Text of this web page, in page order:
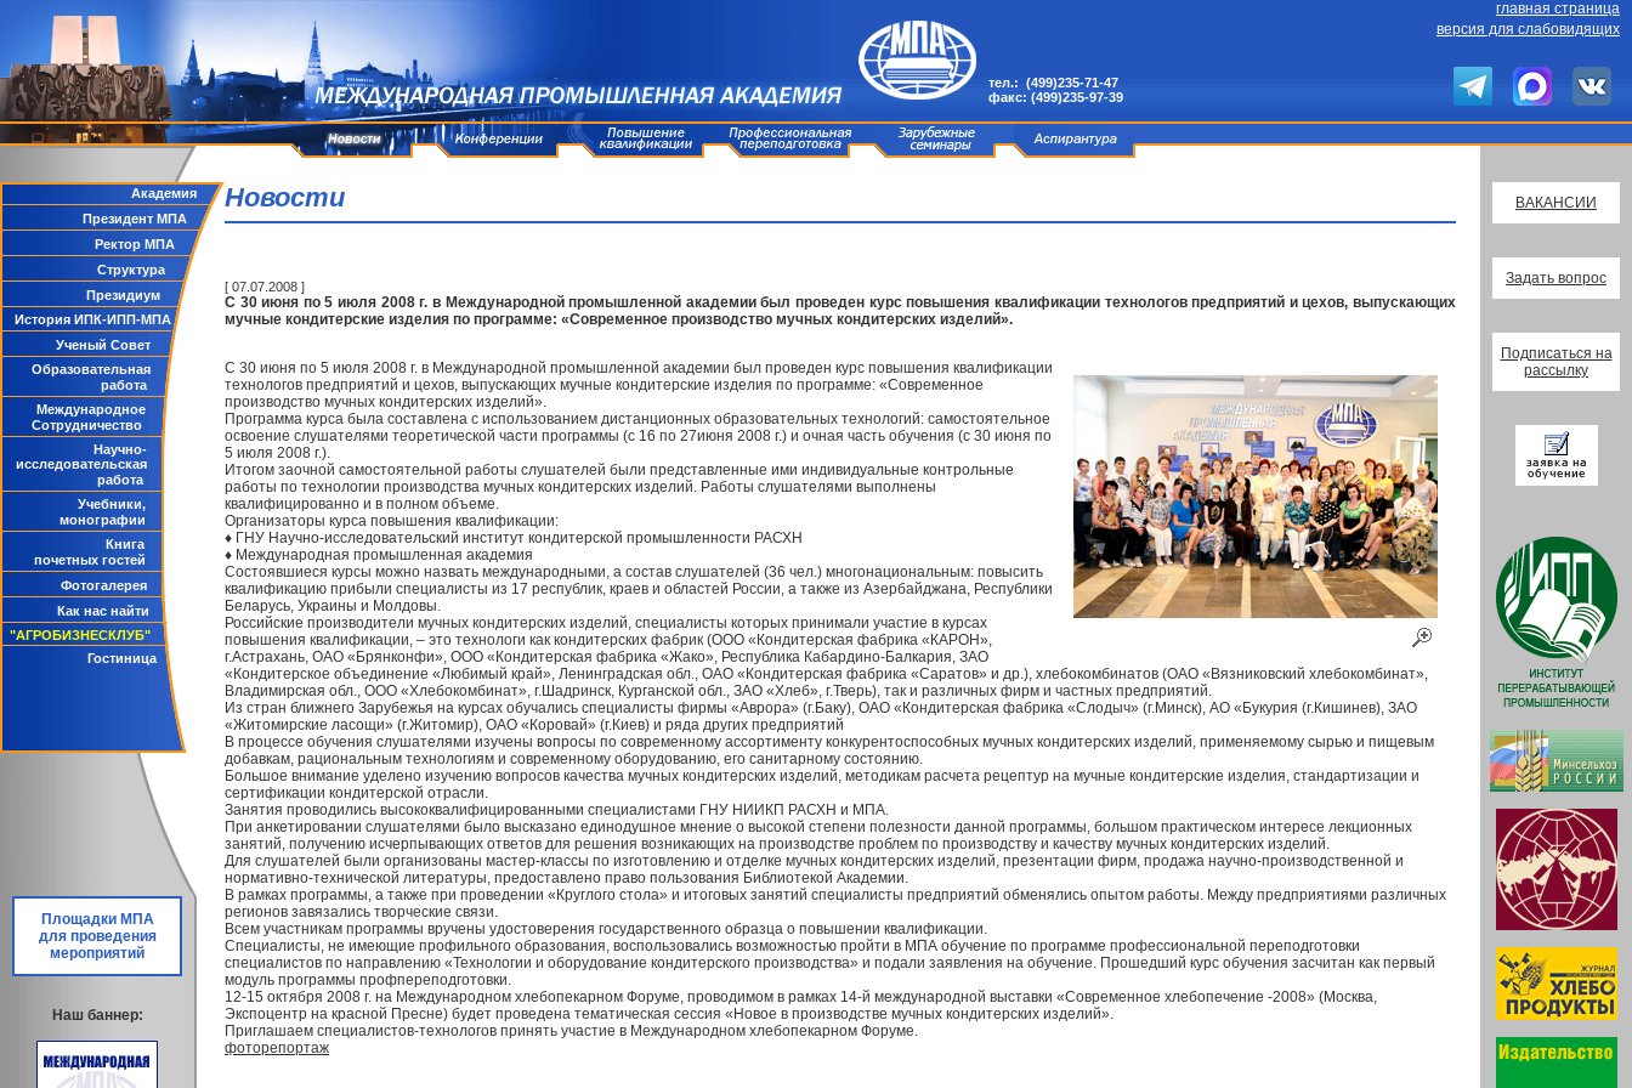
тел.: (499)235-71-47
факс: (499)235-97-39
главная страница
версия для слабовидящих
Академия
Президент МПА
Ректор МПА
Структура
Президиум
История ИПК-ИПП-МПА
Ученый Совет
Образовательная
работа
Международное
Сотрудничество
Научно-
исследовательская
работа
Учебники,
монографии
Книга
почетных гостей
Фотогалерея
Как нас найти
"АГРОБИЗНЕСКЛУБ"
Гостиница
Площадки МПА
для проведения
мероприятий
Наш баннер:
Новости
[ 07.07.2008 ]
С 30 июня по 5 июля 2008 г. в Международной промышленной академии был проведен курс повышения квалификации технологов предприятий и цехов, выпускающих
мучные кондитерские изделия по программе: «Современное производство мучных кондитерских изделий».
С 30 июня по 5 июля 2008 г. в Международной промышленной академии был проведен курс повышения квалификации
технологов предприятий и цехов, выпускающих мучные кондитерские изделия по программе: «Современное
производство мучных кондитерских изделий».
Программа курса была составлена с использованием дистанционных образовательных технологий: самостоятельное
освоение слушателями теоретической части программы (с 16 по 27июня 2008 г.) и очная часть обучения (с 30 июня по
5 июля 2008 г.).
Итогом заочной самостоятельной работы слушателей были представленные ими индивидуальные контрольные
работы по технологии производства мучных кондитерских изделий. Работы слушателями выполнены
квалифицированно и в полном объеме.
Организаторы курса повышения квалификации:
♦ ГНУ Научно-исследовательский институт кондитерской промышленности РАСХН
♦ Международная промышленная академия
Состоявшиеся курсы можно назвать международными, а состав слушателей (36 чел.) многонациональным: повысить
квалификацию прибыли специалисты из 17 республик, краев и областей России, а также из Азербайджана, Республики
Беларусь, Украины и Молдовы.
Российские производители мучных кондитерских изделий, специалисты которых принимали участие в курсах
повышения квалификации, – это технологи как кондитерских фабрик (ООО «Кондитерская фабрика «КАРОН»,
г.Астрахань, ОАО «Брянконфи», ООО «Кондитерская фабрика «Жако», Республика Кабардино-Балкария, ЗАО
«Кондитерское объединение «Любимый край», Ленинградская обл., ОАО «Кондитерская фабрика «Саратов» и др.), хлебокомбинатов (ОАО «Вязниковский хлебокомбинат»,
Владимирская обл., ООО «Хлебокомбинат», г.Шадринск, Курганской обл., ЗАО «Хлеб», г.Тверь), так и различных фирм и частных предприятий.
Из стран ближнего Зарубежья на курсах обучались специалисты фирмы «Аврора» (г.Баку), ОАО «Кондитерская фабрика «Слодыч» (г.Минск), АО «Букурия (г.Кишинев), ЗАО
«Житомирские ласощи» (г.Житомир), ОАО «Коровай» (г.Киев) и ряда других предприятий
В процессе обучения слушателями изучены вопросы по современному ассортименту конкурентоспособных мучных кондитерских изделий, применяемому сырью и пищевым
добавкам, рациональным технологиям и современному оборудованию, его санитарному состоянию.
Большое внимание уделено изучению вопросов качества мучных кондитерских изделий, методикам расчета рецептур на мучные кондитерские изделия, стандартизации и
сертификации кондитерской отрасли.
Занятия проводились высококвалифицированными специалистами ГНУ НИИКП РАСХН и МПА.
При анкетировании слушателями было высказано единодушное мнение о высокой степени полезности данной программы, большом практическом интересе лекционных
занятий, получению исчерпывающих ответов для решения возникающих на производстве проблем по производству и качеству мучных кондитерских изделий.
Для слушателей были организованы мастер-классы по изготовлению и отделке мучных кондитерских изделий, презентации фирм, продажа научно-производственной и
нормативно-технической литературы, предоставлено право пользования Библиотекой Академии.
В рамках программы, а также при проведении «Круглого стола» и итоговых занятий специалисты предприятий обменялись опытом работы. Между предприятиями различных
регионов завязались творческие связи.
Всем участникам программы вручены удостоверения государственного образца о повышении квалификации.
Специалисты, не имеющие профильного образования, воспользовались возможностью пройти в МПА обучение по программе профессиональной переподготовки
специалистов по направлению «Технологии и оборудование кондитерского производства» и подали заявления на обучение. Прошедший курс обучения засчитан как первый
модуль программы профпереподготовки.
12-15 октября 2008 г. на Международном хлебопекарном Форуме, проводимом в рамках 14-й международной выставки «Современное хлебопечение -2008» (Москва,
Экспоцентр на красной Пресне) будет проведена тематическая сессия «Новое в производстве мучных кондитерских изделий».
Приглашаем специалистов-технологов принять участие в Международном хлебопекарном Форуме.
фоторепортаж
ВАКАНСИИ
Задать вопрос
Подписаться на
рассылку